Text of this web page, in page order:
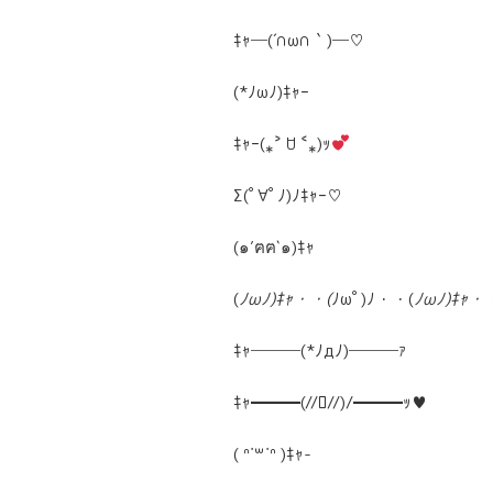
ｷｬ─(´∩ω∩｀)─♡
(*ﾉωﾉ)ｷｬｰ
ｷｬｰ(⁎˃ ꇴ ˂⁎)ｯ
Σ(ﾟ∀ﾟﾉ)ﾉｷｬｰ♡
(๑′ฅฅ‵๑)ｷｬ
(ﾉωﾉ)ｷｬ・・(ﾉωﾟ)ﾉ・・(ﾉωﾉ)ｷｬ・
ｷｬ───(*ﾉдﾉ)───ｧ
ｷｬ━━━(//ﾛ//)/━━━ｯ♥
( ᐢ˙꒳​˙ᐢ )ｷｬ-